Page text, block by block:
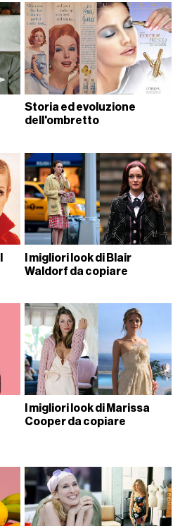
Storia ed evoluzione
dell'ombretto
I migliori look di Blair
Waldorf da copiare
I migliori look di Marissa
Cooper da copiare